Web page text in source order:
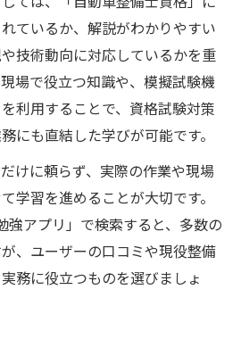
ているか、解説がわかりやすい
技術動向に対応しているかを重
場で役立つ知識や、模擬試験機
利用することで、資格試験対策
にも直結した学びが可能です。
けに頼らず、実際の作業や現場
学習を進めることが大切です。
強アプリ」で検索すると、多数の
、ユーザーの口コミや現役整備
務に役立つものを選びましょ